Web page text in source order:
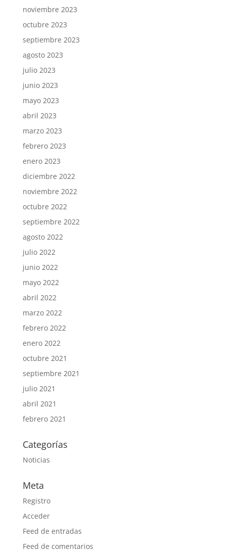
noviembre 2023
octubre 2023
septiembre 2023
agosto 2023
julio 2023
junio 2023
mayo 2023
abril 2023
marzo 2023
febrero 2023
enero 2023
diciembre 2022
noviembre 2022
octubre 2022
septiembre 2022
agosto 2022
julio 2022
junio 2022
mayo 2022
abril 2022
marzo 2022
febrero 2022
enero 2022
octubre 2021
septiembre 2021
julio 2021
abril 2021
febrero 2021
Categorías
Noticias
Meta
Registro
Acceder
Feed de entradas
Feed de comentarios